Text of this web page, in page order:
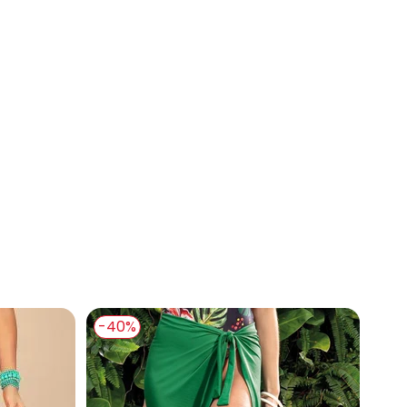
Preta em Tricô Rendada
-40%